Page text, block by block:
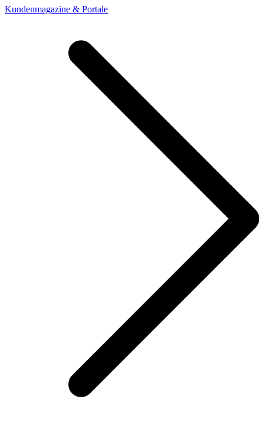
Kundenmagazine & Portale